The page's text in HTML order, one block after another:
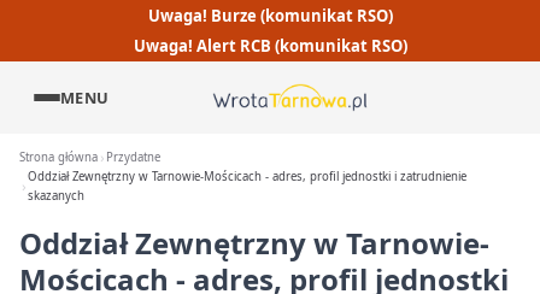
Uwaga! Burze (komunikat RSO)
Uwaga! Alert RCB (komunikat RSO)
MENU
Strona główna
Przydatne
Oddział Zewnętrzny w Tarnowie-Mościcach - adres, profil jednostki i zatrudnienie
skazanych
Oddział Zewnętrzny w Tarnowie-
Mościcach - adres, profil jednostki